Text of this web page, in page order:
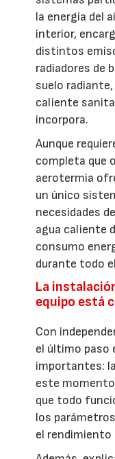
la energía del
interior,
distintos
radiadores de
suelo
caliente
incorpora.
Aunque
completa que
aerotermia
un único
necesidades
agua caliente
consumo
durante todo
La
equipo está
Con
el último paso
importantes:
este
que todo
los
el rendimiento